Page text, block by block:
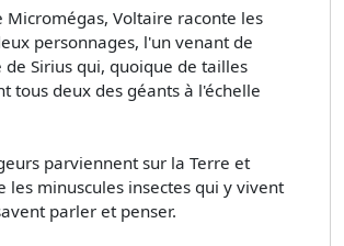
Micromégas, Voltaire raconte les
personnages, l'un venant de
de Sirius qui, quoique de tailles
tous deux des géants à l'échelle
parviennent sur la Terre et
les minuscules insectes qui y vivent
parler et penser.